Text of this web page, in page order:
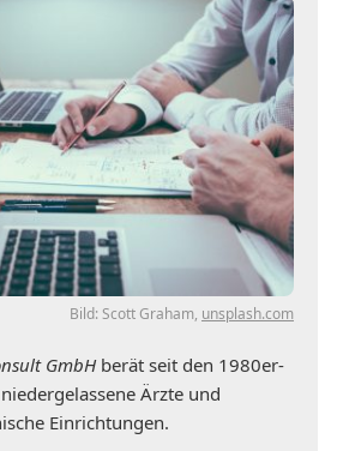
Bild: Scott Graham, unsplash.com
GmbHberät seit den 1980er-
Ärzte und
Einrichtungen.